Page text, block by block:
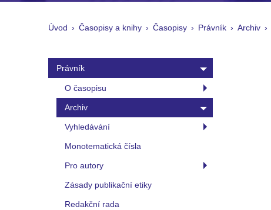
Úvod Časopisy a knihy Časopisy Právník Archiv
Právník
O časopisu
Archiv
Vyhledávání
Monotematická čísla
Pro autory
Zásady publikační etiky
Redakční rada